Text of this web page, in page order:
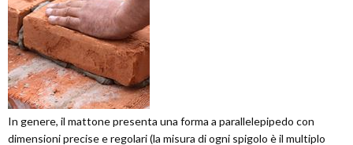
In genere, il mattone presenta una forma a parallelepipedo con
dimensioni precise e regolari (la misura di ogni spigolo è il multiplo